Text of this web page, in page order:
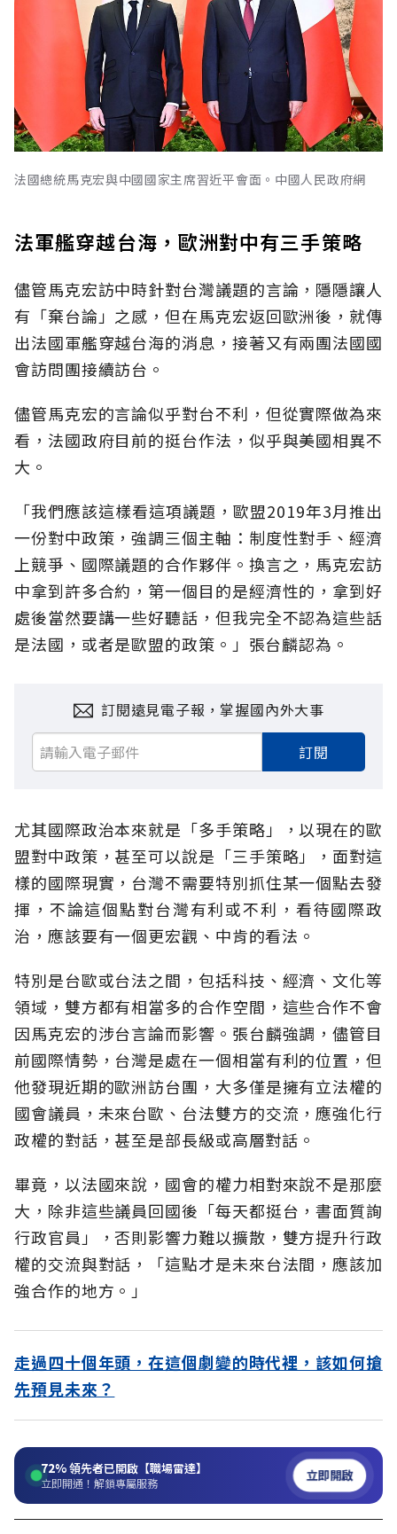
法國總統馬克宏與中國國家主席習近平會面。中國人民政府網
法軍艦穿越台海，歐洲對中有三手策略
儘管馬克宏訪中時針對台灣議題的言論，隱隱讓人
有「棄台論」之感，但在馬克宏返回歐洲後，就傳
出法國軍艦穿越台海的消息，接著又有兩團法國國
會訪問團接續訪台。
儘管馬克宏的言論似乎對台不利，但從實際做為來
看，法國政府目前的挺台作法，似乎與美國相異不
大。
「我們應該這樣看這項議題，歐盟2019年3月推出
一份對中政策，強調三個主軸：制度性對手、經濟
上競爭、國際議題的合作夥伴。換言之，馬克宏訪
中拿到許多合約，第一個目的是經濟性的，拿到好
處後當然要講一些好聽話，但我完全不認為這些話
是法國，或者是歐盟的政策。」張台麟認為。
訂閱遠見電子報，掌握國內外大事
訂閱
尤其國際政治本來就是「多手策略」，以現在的歐
盟對中政策，甚至可以說是「三手策略」，面對這
樣的國際現實，台灣不需要特別抓住某一個點去發
揮，不論這個點對台灣有利或不利，看待國際政
治，應該要有一個更宏觀、中肯的看法。
特別是台歐或台法之間，包括科技、經濟、文化等
領域，雙方都有相當多的合作空間，這些合作不會
因馬克宏的涉台言論而影響。張台麟強調，儘管目
前國際情勢，台灣是處在一個相當有利的位置，但
他發現近期的歐洲訪台團，大多僅是擁有立法權的
國會議員，未來台歐、台法雙方的交流，應強化行
政權的對話，甚至是部長級或高層對話。
畢竟，以法國來說，國會的權力相對來說不是那麼
大，除非這些議員回國後「每天都挺台，書面質詢
行政官員」，否則影響力難以擴散，雙方提升行政
權的交流與對話，「這點才是未來台法間，應該加
強合作的地方。」
走過四十個年頭，在這個劇變的時代裡，該如何搶
先預見未來？
72%領先者已開啟【職場雷達】
立即開通！解鎖專屬服務 立即開啟